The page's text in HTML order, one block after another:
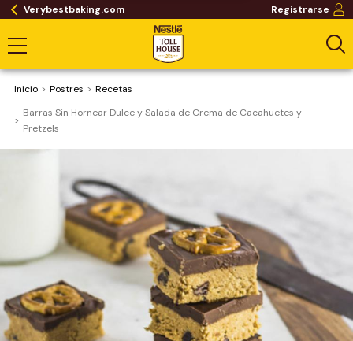
Verybestbaking.com Registrarse
Inicio Postres
Recetas
Barras Sin Hornear Dulce y Salada de Crema de Cacahuetes y
Pretzels